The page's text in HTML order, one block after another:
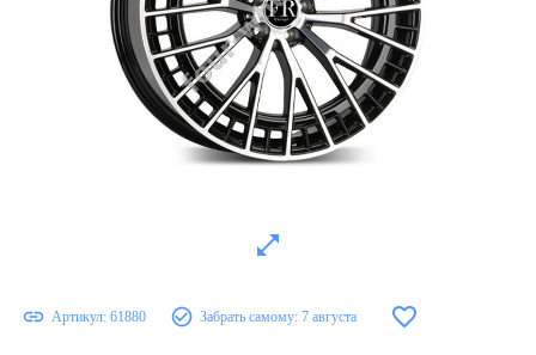
Артикул: 61880 Забрать самому: 7 августа